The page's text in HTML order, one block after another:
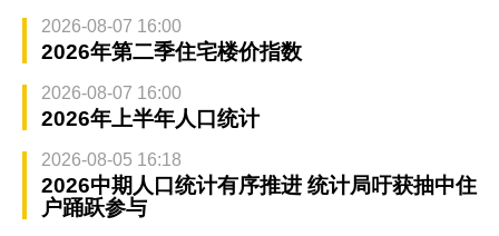
2026-08-07 16:00
2026年第二季住宅楼价指数
2026-08-07 16:00
2026年上半年人口统计
2026-08-05 16:18
2026中期人口统计有序推进 统计局吁获抽中住
户踊跃参与